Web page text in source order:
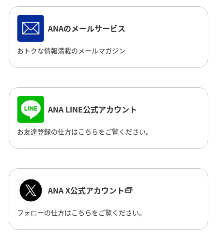
ANAのメールサービス
おトクな情報満載のメールマガジン
ANA LINE公式アカウント
お友達登録の仕方はこちらをご覧ください。
ANA X公式アカウント
フォローの仕方はこちらをご覧ください。